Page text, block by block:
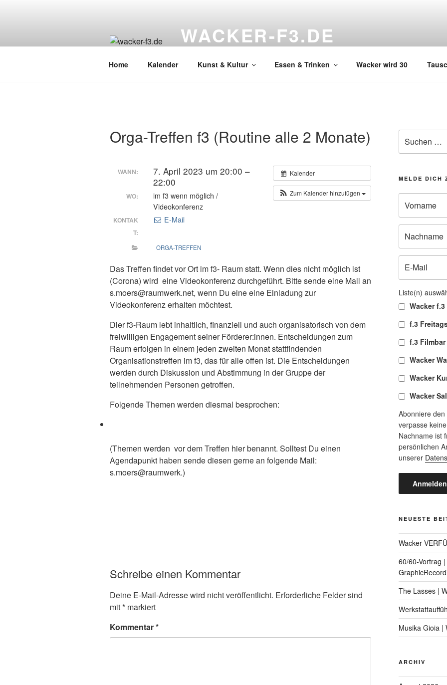
WACKER-F3.DE
Home Kalender Kunst & Kultur Essen & Trinken Wacker wird 30
Orga-Treffen f3 (Routine alle 2 Monate)
Kalender
Zum Kalender hinzufügen
WANN:
7. April 2023 um 20:00 –
22:00
WO:
im f3 wenn möglich /
Videokonferenz
KONTAK
T:
E-Mail
ORGA-TREFFEN
Das Treffen findet vor Ort im f3- Raum statt. Wenn dies nicht möglich ist
(Corona) wird eine Videokonferenz durchgeführt. Bitte sende eine Mail an
s.moers@raumwerk.net, wenn Du eine eine Einladung zur
Videokonferenz erhalten möchtest.
Dier f3-Raum lebt inhaltlich, finanziell und auch organisatorisch von dem
freiwilligen Engagement seiner Förderer:innen. Entscheidungen zum
Raum erfolgen in einem jeden zweiten Monat stattfindenden
Organisationstreffen im f3, das für alle offen ist. Die Entscheidungen
werden durch Diskussion und Abstimmung in der Gruppe der
teilnehmenden Personen getroffen.
Folgende Themen werden diesmal besprochen:
(Themen werden vor dem Treffen hier benannt. Solltest Du einen
Agendapunkt haben sende diesen gerne an folgende Mail:
s.moers@raumwerk.)
Schreibe einen Kommentar
Deine E-Mail-Adresse wird nicht veröffentlicht. Erforderliche Felder sind
mit* markiert
Kommentar*
nach:
MELDE DICH
Liste(n)
Wacker
f.3
f.3 Filmbar
Wacker
Wacker
Wacker
Abonniere
verpasse
Nachname ist
persönlichen
unserer
NEUESTE
Wacker
60/60-Vortrag
The Lasses |
Musika Gioia |
ARCHIV